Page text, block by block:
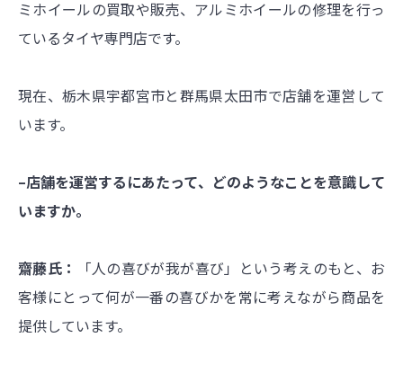
ミホイールの買取や販売、アルミホイールの修理を行っ
ているタイヤ専門店です。
現在、栃木県宇都宮市と群馬県太田市で店舗を運営して
います。
–店舗を運営するにあたって、どのようなことを意識して
いますか。
齋藤氏：
「人の喜びが我が喜び」という考えのもと、お
客様にとって何が一番の喜びかを常に考えながら商品を
提供しています。